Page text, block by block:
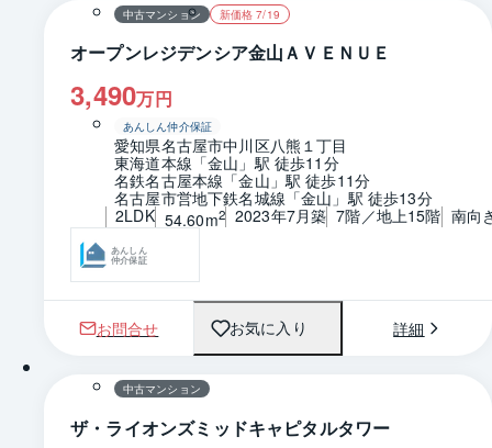
中古マンション 新価格 7/19
オープンレジデンシア金山ＡＶＥＮＵＥ
3,490万円
あんしん仲介保証
愛知県名古屋市中川区八熊１丁目
東海道本線「金山」駅 徒歩11分
名鉄名古屋本線「金山」駅 徒歩11分
名古屋市営地下鉄名城線「金山」駅 徒歩13分
2LDK 54.60m2 2023年7月築 7階／地上15階 南向
あんしん
仲介保証
お問合せ お気に入り 詳細
1 / 0 間取り
中古マンション
ザ・ライオンズミッドキャピタルタワー